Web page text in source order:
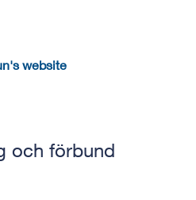
website
och förbund